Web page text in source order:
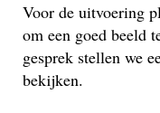
Voor de uitvoering
om een goed beeld
gesprek stellen we
bekijken.